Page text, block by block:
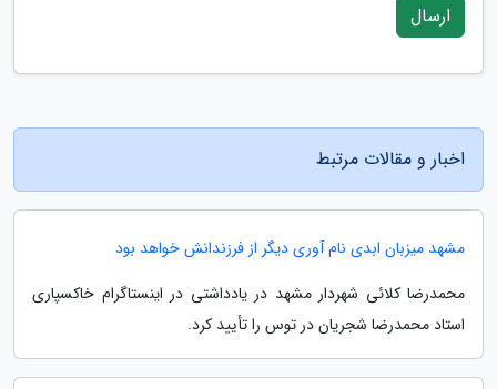
ارسال
اخبار و مقالات مرتبط
مشهد میزبان ابدی نام آوری دیگر از فرزندانش خواهد بود
محمدرضا کلائی شهردار مشهد در یادداشتی در اینستاگرام خاکسپاری
استاد محمدرضا شجریان در توس را تأیید کرد.